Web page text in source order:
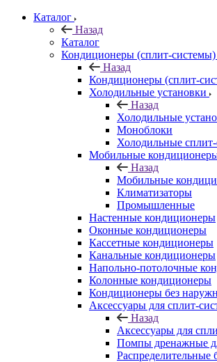
Каталог
Назад
Каталог
Кондиционеры (сплит-системы)
Назад
Кондиционеры (сплит-
Холодильные установки
Назад
Холодильные
Моноблоки
Холодильные
Мобильные
Назад
Мобильные
Климатизаторы
Промышленные
Настенные кондиционеры
Оконные кондиционеры
Кассетные кондиционеры
Канальные кондиционеры
Напольно-потолочные
Колонные кондиционеры
Кондиционеры без
Аксессуары для сплит-
Назад
Аксессуары для
Помпы дренажные
Распределительные